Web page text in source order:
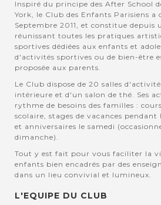
Inspiré du principe des After School
York, le Club des Enfants Parisiens a
Septembre 2011, et constitue depuis
réunissant toutes les pratiques
sportives dédiées aux enfants et
d'activités sportives ou de bien-être
proposée aux parents.
Le Club dispose de 20 salles
intérieure et d'un salon de thé. Ses
rythme de besoins des familles :
scolaire, stages de vacances pendant
et anniversaires le samedi
dimanche).
Tout y est fait pour vous faciliter la
enfants bien encadrés par des
dans un lieu convivial et lumineux.
L'EQUIPE DU CLUB